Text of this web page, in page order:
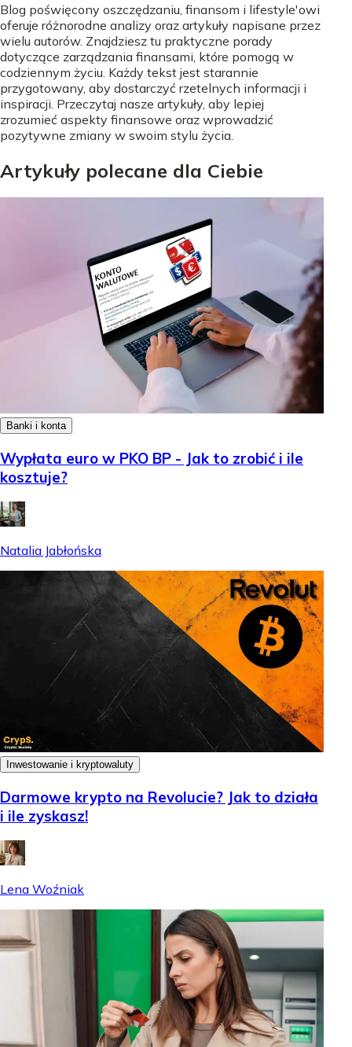
Blog poświęcony oszczędzaniu, finansom i lifestyle'owi
oferuje różnorodne analizy oraz artykuły napisane przez
wielu autorów. Znajdziesz tu praktyczne porady
dotyczące zarządzania finansami, które pomogą w
codziennym życiu. Każdy tekst jest starannie
przygotowany, aby dostarczyć rzetelnych informacji i
inspiracji. Przeczytaj nasze artykuły, aby lepiej
zrozumieć aspekty finansowe oraz wprowadzić
pozytywne zmiany w swoim stylu życia.
Artykuły polecane dla Ciebie
Banki i konta
Wypłata euro w PKO BP - Jak to zrobić i ile
kosztuje?
Natalia Jabłońska
Inwestowanie i kryptowaluty
Darmowe krypto na Revolucie? Jak to działa
i ile zyskasz!
Lena Woźniak